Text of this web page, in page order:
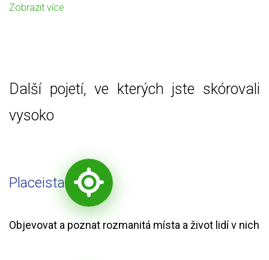
Zobrazit více
Další pojetí, ve kterých jste skórovali
vysoko
Placeista
Objevovat a poznat rozmanitá místa a život lidí v nich